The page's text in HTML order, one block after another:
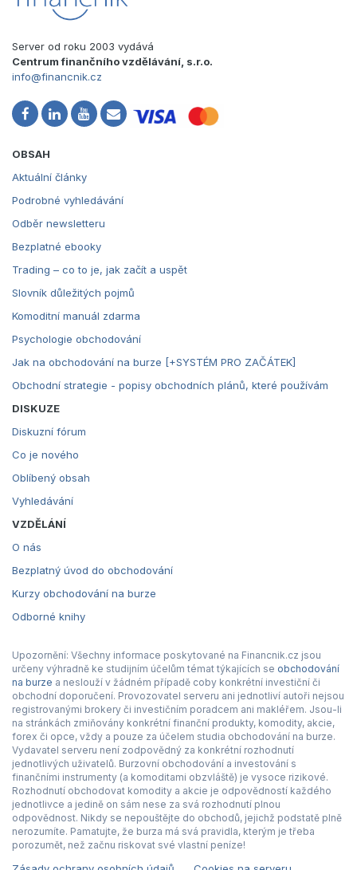
Server od roku 2003 vydává
Centrum finančního vzdělávání, s.r.o.
info@financnik.cz
OBSAH
Aktuální články
Podrobné vyhledávání
Odběr newsletteru
Bezplatné ebooky
Trading – co to je, jak začít a uspět
Slovník důležitých pojmů
Komoditní manuál zdarma
Psychologie obchodování
Jak na obchodování na burze [+SYSTÉM PRO ZAČÁTEK]
Obchodní strategie - popisy obchodních plánů, které používám
DISKUZE
Diskuzní fórum
Co je nového
Oblíbený obsah
Vyhledávání
VZDĚLÁNÍ
O nás
Bezplatný úvod do obchodování
Kurzy obchodování na burze
Odborné knihy
Upozornění: Všechny informace poskytované na Financnik.cz jsou
určeny výhradně ke studijním účelům témat týkajících se obchodování
na burze a neslouží v žádném případě coby konkrétní investiční či
obchodní doporučení. Provozovatel serveru ani jednotliví autoři nejsou
registrovanými brokery či investičním poradcem ani makléřem. Jsou-li
na stránkách zmiňovány konkrétní finanční produkty, komodity, akcie,
forex či opce, vždy a pouze za účelem studia obchodování na burze.
Vydavatel serveru není zodpovědný za konkrétní rozhodnutí
jednotlivých uživatelů. Burzovní obchodování a investování s
finančními instrumenty (a komoditami obzvláště) je vysoce rizikové.
Rozhodnutí obchodovat komodity a akcie je odpovědností každého
jednotlivce a jedině on sám nese za svá rozhodnutí plnou
odpovědnost. Nikdy se nepouštějte do obchodů, jejichž podstatě plně
nerozumíte. Pamatujte, že burza má svá pravidla, kterým je třeba
porozumět, než začnu riskovat své vlastní peníze!